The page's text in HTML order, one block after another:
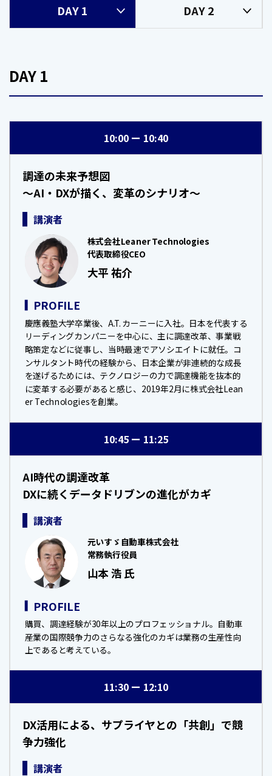
DAY 1 DAY 2
DAY 1
10:00 10:40
調達の未来予想図
～AI・DXが描く、変革のシナリオ～
講演者
株式会社Leaner Technologies
代表取締役CEO
大平 祐介
PROFILE
慶應義塾大学卒業後、A.T. カーニーに入社。日本を代表する
リーディングカンパニーを中心に、主に調達改革、事業戦
略策定などに従事し、当時最速でアソシエイトに就任。コ
ンサルタント時代の経験から、日本企業が非連続的な成長
を遂げるためには、テクノロジーの力で調達機能を抜本的
に変革する必要があると感じ、2019年2月に株式会社Lean
er Technologiesを創業。
10:45 11:25
AI時代の調達改革
DXに続くデータドリブンの進化がカギ
講演者
元いすゞ自動車株式会社
常務執行役員
山本 浩 氏
PROFILE
購買、調達経験が30年以上のプロフェッショナル。自動車
産業の国際競争力のさらなる強化のカギは業務の生産性向
上であると考えている。
11:30 12:10
DX活用による、サプライヤとの「共創」で競
争力強化
講演者